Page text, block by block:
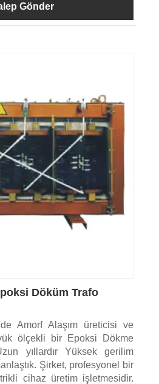
Gönder
Döküm Trafo
Amorf Alaşım üreticisi ve
ölçekli bir Epoksi Dökme
yıllardır Yüksek gerilim
Şirket, profesyonel bir
cihaz üretim işletmesidir.